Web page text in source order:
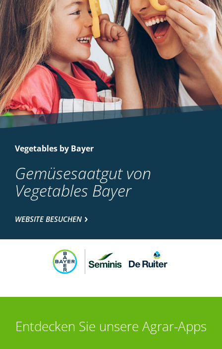
Vegetables by Bayer
Gemüsesaatgut von
Vegetables Bayer
WEBSITE BESUCHEN
Entdecken Sie unsere Agrar-Apps